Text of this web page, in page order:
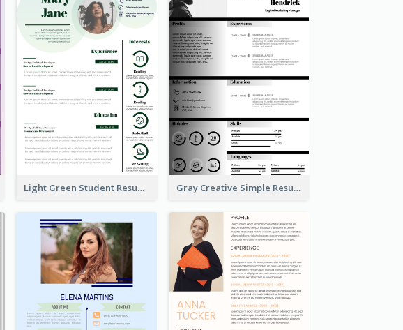
Light Green Student Resume Gray Creative Simple Resume